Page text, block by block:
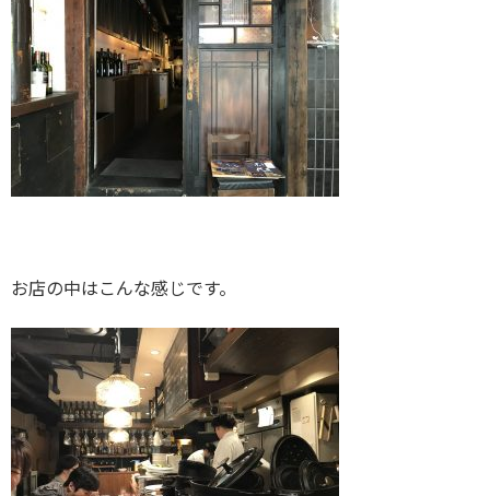
お店の中はこんな感じです。